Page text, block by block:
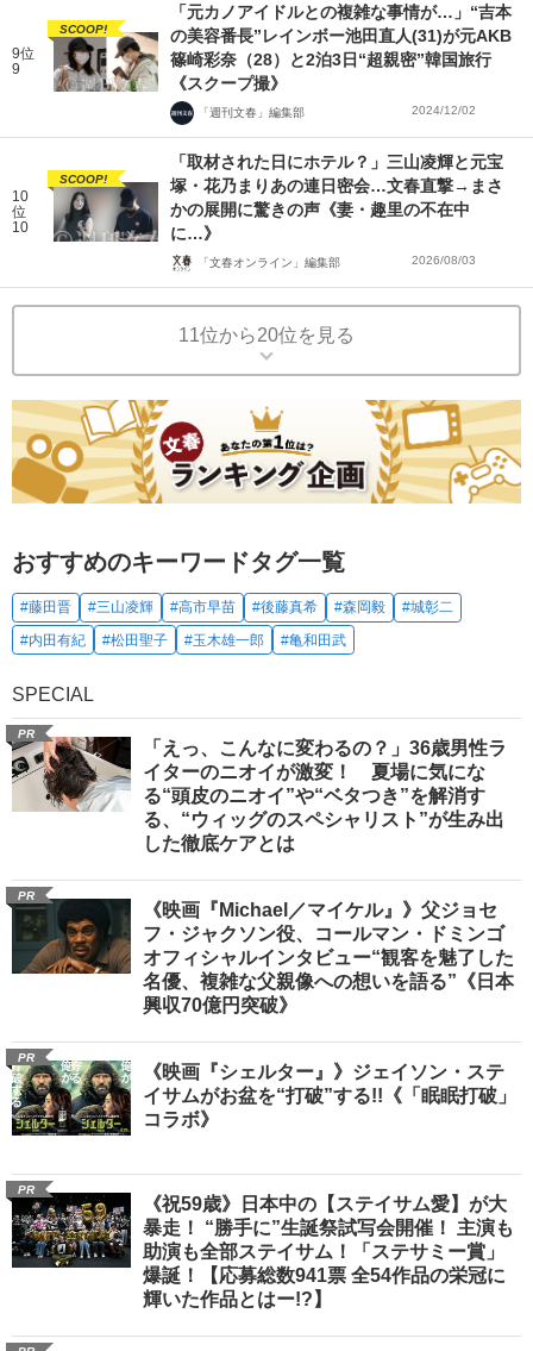
9位
9
SCOOP!
「元カノアイドルとの複雑な事情が…」“吉本
の美容番長”レインボー池田直人(31)が元AKB
篠崎彩奈（28）と2泊3日“超親密”韓国旅行
《スクープ撮》
「週刊文春」編集部 2024/12/02
10
位
10
SCOOP!
「取材された日にホテル？」三山凌輝と元宝
塚・花乃まりあの連日密会…文春直撃→まさ
かの展開に驚きの声《妻・趣里の不在中
に…》
「文春オンライン」編集部 2026/08/03
11位から20位を見る
おすすめのキーワードタグ一覧
#藤田晋 #三山凌輝 #高市早苗 #後藤真希 #森岡毅
#城彰二
#内田有紀
#松田聖子 #玉木雄一郎 #亀和田武
SPECIAL
PR
「えっ、こんなに変わるの？」36歳男性ラ
イターのニオイが激変！ 夏場に気にな
る“頭皮のニオイ”や“ベタつき”を解消す
る、“ウィッグのスペシャリスト”が生み出
した徹底ケアとは
PR
《映画『Michael／マイケル』》父ジョセ
フ・ジャクソン役、コールマン・ドミンゴ
オフィシャルインタビュー“観客を魅了した
名優、複雑な父親像への想いを語る”《日本
興収70億円突破》
PR
《映画『シェルター』》ジェイソン・ステ
イサムがお盆を“打破”する!!《「眠眠打破」
コラボ》
PR
《祝59歳》日本中の【ステイサム愛】が大
暴走！ “勝手に”生誕祭試写会開催！ 主演も
助演も全部ステイサム！「ステサミー賞」
爆誕！【応募総数941票 全54作品の栄冠に
輝いた作品とはー!?】